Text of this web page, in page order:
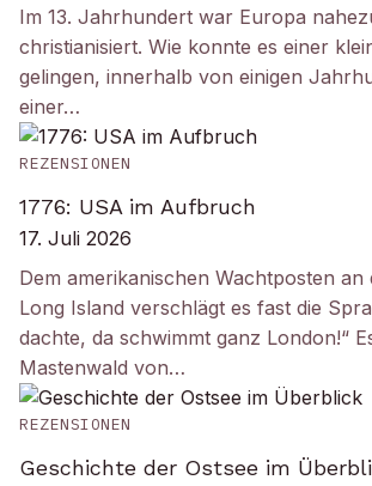
Im 13. Jahrhundert war Europa
christianisiert. Wie konnte es einer
gelingen, innerhalb von einigen
einer…
REZENSIONEN
1776: USA im Aufbruch
17. Juli 2026
Dem amerikanischen Wachtposten an
Long Island verschlägt es fast die
dachte, da schwimmt ganz London!“
Mastenwald von…
REZENSIONEN
Geschichte der Ostsee im